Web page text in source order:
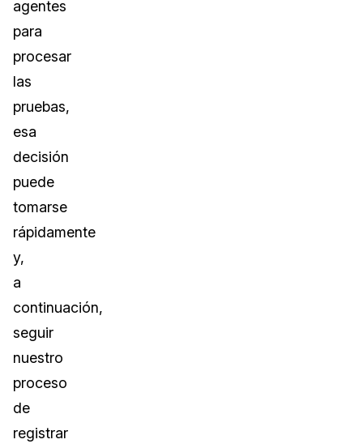
agentes
para
procesar
las
pruebas,
esa
decisión
puede
tomarse
rápidamente
y,
a
continuación,
seguir
nuestro
proceso
de
registrar